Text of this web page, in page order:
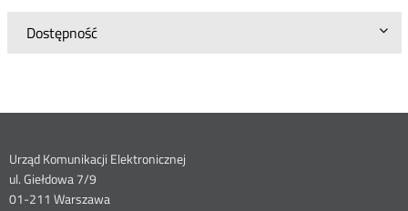
Dostępność
Dane
Urząd Komunikacji Elektronicznej
ul. Giełdowa 7/9
01-211 Warszawa